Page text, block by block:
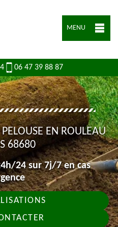
MENU
06 47 39 88 87
EN ROULEAU
68680
24 sur 7j/7 en cas